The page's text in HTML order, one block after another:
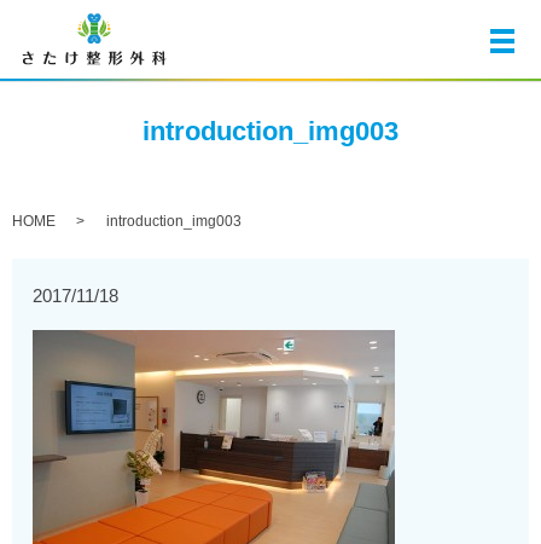
メ
introduction_img003
HOME introduction_img003
2017/11/18